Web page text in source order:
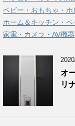
ベビー・おもちゃ・ホ
ホーム＆キッチン・ペ
家電・カメラ・AV機器
オ
リ